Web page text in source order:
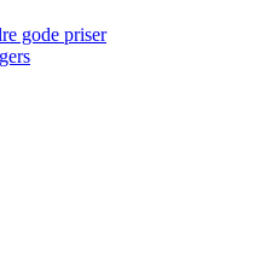
gode priser